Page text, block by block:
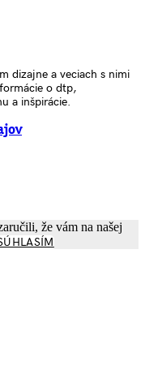
dizajne a veciach s nimi
o dtp,
a inšpirácie.
že vám na našej